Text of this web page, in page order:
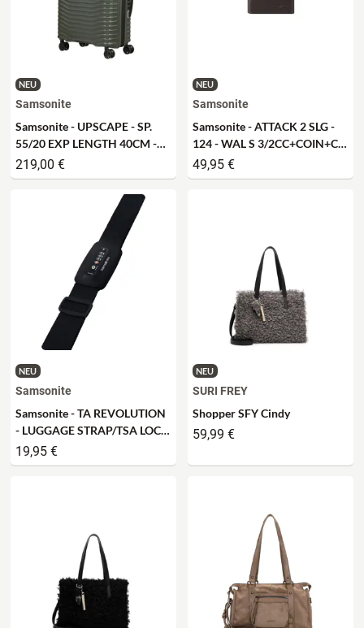
NEU
Samsonite
Samsonite - UPSCAPE - SP.
55/20 EXP LENGTH 40CM -
climbing ivy
219,00 €
NEU
Samsonite
Samsonite - ATTACK 2 SLG -
124 - WAL S 3/2CC+COIN+C -
ebony brown
49,95 €
NEU
Samsonite
Samsonite - TA REVOLUTION
- LUGGAGE STRAP/TSA LOCK
- black
19,95 €
NEU
SURI FREY
Shopper SFY Cindy
59,99 €